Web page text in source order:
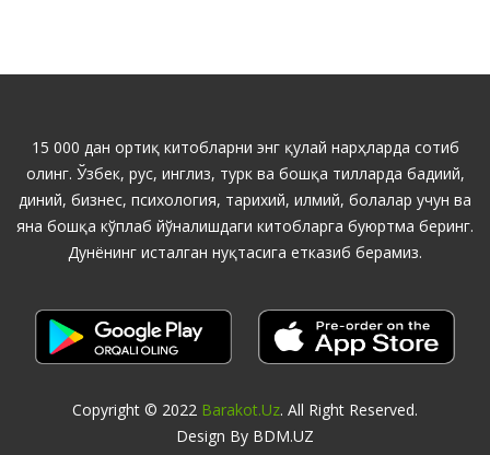
15 000 дан ортиқ китобларни энг қулай нарҳларда сотиб
олинг. Ўзбек, рус, инглиз, турк ва бошқа тилларда бадиий,
диний, бизнес, психология, тарихий, илмий, болалар учун ва
яна бошқа кўплаб йўналишдаги китобларга буюртма беринг.
Дунёнинг исталган нуқтасига етказиб берамиз.
Copyright © 2022 Barakot.uz. All Right Reserved.
Design By BDM.UZ